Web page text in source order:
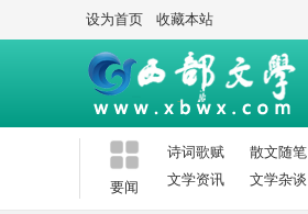
设为首页 收藏本站
要闻
诗词歌赋 散文随笔
文学资讯
文学杂谈